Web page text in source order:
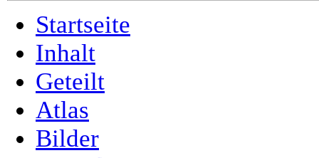
Startseite
Inhalt
Geteilt
Atlas
Bilder